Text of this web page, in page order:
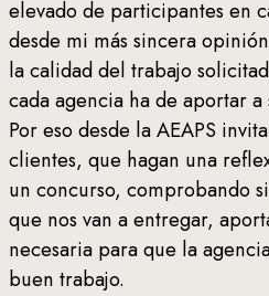
elevado de participantes en
desde mi más sincera
la calidad del trabajo
cada agencia ha de aportar a
Por eso desde la AEAPS
clientes, que hagan una
un concurso, comprobando
que nos van a entregar,
necesaria para que la
buen trabajo.